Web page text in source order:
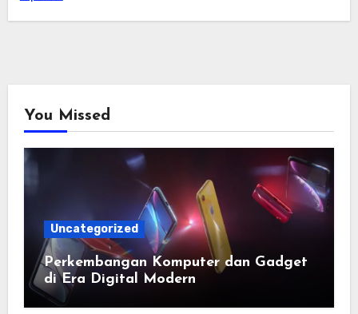
You Missed
Uncategorized
Perkembangan Komputer dan Gadget
di Era Digital Modern